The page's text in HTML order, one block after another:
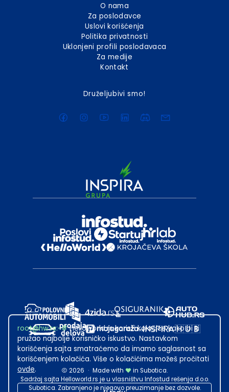
O nama
Za poslodavce
Uslovi korišćenja
Politika privatnosti
Uklonjeni profili poslodavaca
Za medije
Kontakt
Druželjubivi smo!
2026 · Made with
in Subotica.
Sadržaj sajta Helloworld.rs je u vlasništvu Infostud rešenja d.o.o.
Subotica. Zabranjeno je njegovo preuzimanje bez dozvole.
root@hw.rs:~#Helloworld.rs koristi kolačiće kako bi ti
pružao najbolje korisničko iskustvo. Nastavkom
korišćenja sajta smatraćemo da imamo saglasnost sa
korišćenjem kolačića. Više o kolačićima možeš pročitati
ovde.